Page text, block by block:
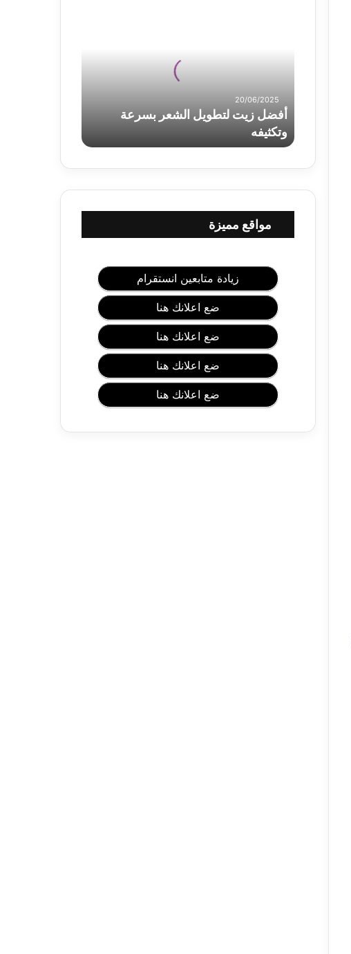
ط
و
ا
ع
20/06/2025
أفضل زيت لتطويل الشعر بسرعة
وتكثيفه
مواقع مميزة
زيادة متابعين انستقرام
ضع اعلانك هنا
ضع اعلانك هنا
ضع اعلانك هنا
ضع اعلانك هنا